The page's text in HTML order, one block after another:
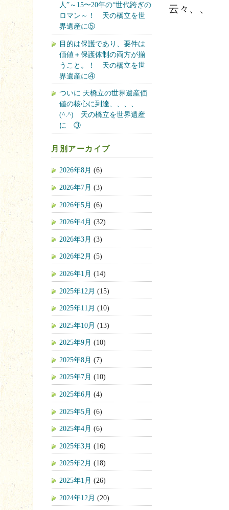
云々、、
人”～15〜20年の“世代跨ぎの
ロマン～！ 天の橋立を世
界遺産に⑤
目的は保護であり、要件は
価値＋保護体制の両方が揃
うこと。！ 天の橋立を世
界遺産に④
ついに 天橋立の世界遺産価
値の核心に到達、、、、
(^.^) 天の橋立を世界遺産
に ③
月別アーカイブ
2026年8月 (6)
2026年7月 (3)
2026年5月 (6)
2026年4月 (32)
2026年3月 (3)
2026年2月 (5)
2026年1月 (14)
2025年12月 (15)
2025年11月 (10)
2025年10月 (13)
2025年9月 (10)
2025年8月 (7)
2025年7月 (10)
2025年6月 (4)
2025年5月 (6)
2025年4月 (6)
2025年3月 (16)
2025年2月 (18)
2025年1月 (26)
2024年12月 (20)